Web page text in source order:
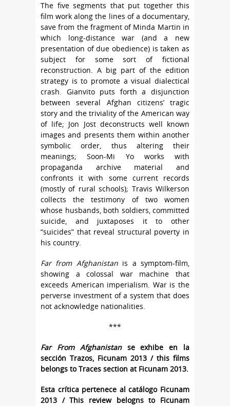
The five segments that put together this
film work along the lines of a documentary,
save from the fragment of Minda Martin in
which long-distance war (and a new
presentation of due obedience) is taken as
subject for some sort of fictional
reconstruction. A big part of the edition
strategy is to promote a visual dialectical
crash. Gianvito puts forth a disjunction
between several Afghan citizens’ tragic
story and the triviality of the American way
of life; Jon Jost deconstructs well known
images and presents them within another
symbolic order, thus altering their
meanings; Soon-Mi Yo works with
propaganda archive material and
confronts it with some current records
(mostly of rural schools); Travis Wilkerson
collects the testimony of two women
whose husbands, both soldiers, committed
suicide, and juxtaposes it to other
“suicides” that reveal structural poverty in
his country.
Far from Afghanistanis a symptom-film,
showing a colossal war machine that
exceeds American imperialism. War is the
perverse investment of a system that does
not acknowledge nationalities.
***
Far From Afghanistanse exhibe en la
sección Trazos, Ficunam 2013 / this films
belongs to Traces section at Ficunam 2013.
Esta crítica pertenece al catálogo Ficunam
2013 / This review belogns to Ficunam